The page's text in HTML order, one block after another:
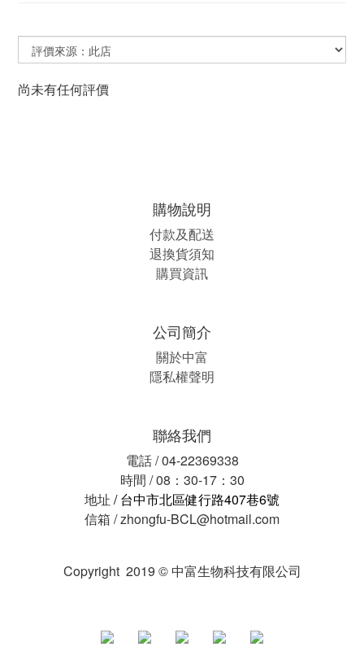
尚未有任何評價
購物說明
付款及配送
退換貨須知
購買資訊
公司簡介
關於中富
隱私權聲明
聯絡我們
電話 / 04-22369338
時間 / 08：30-17：30
地址 / 台中市北區健行路407巷6號
信箱 / zhongfu-BCL@hotmail.com
Copyright 2019 © 中富生物科技有限公司